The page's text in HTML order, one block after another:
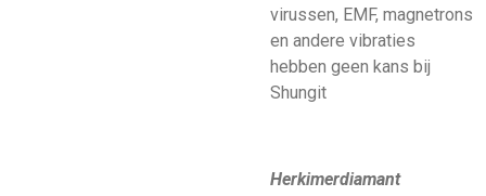
virussen, EMF, magnetrons
en andere vibraties
hebben geen kans bij
Shungit
Herkimerdiamant